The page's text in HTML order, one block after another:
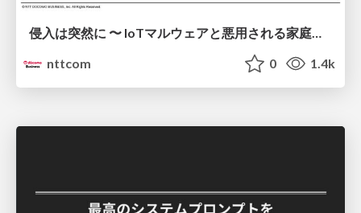
侵入は突然に 〜 IoTマルウェアと悪用される家庭の機器 ～ / When Intrusion Strikes: IoT Malware and the Abuse of Home Devices
nttcom
0 1.4k